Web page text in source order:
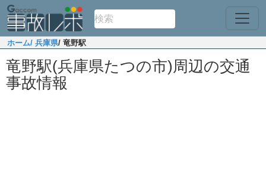
ホーム/ 兵庫県/ 竜野駅
竜野駅(兵庫県たつの市)周辺の交通
事故情報